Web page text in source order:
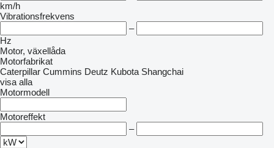
km/h
Vibrationsfrekvens
–
Hz
Motor, växellåda
Motorfabrikat
Caterpillar Cummins Deutz Kubota Shangchai
visa alla
Motormodell
Motoreffekt
–